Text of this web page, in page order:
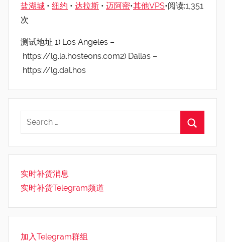
盐湖城 • 纽约 • 达拉斯 • 迈阿密•其他VPS•阅读:1,351
次
测试地址 1) Los Angeles –
https://lg.la.hosteons.com2) Dallas –
https://lg.dal.hos
实时补货消息
实时补货Telegram频道
加入Telegram群组